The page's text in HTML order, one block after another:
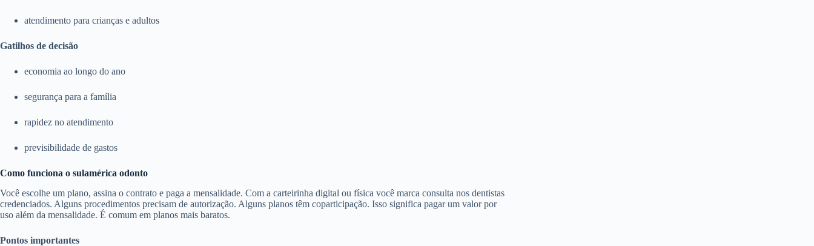
atendimento para crianças e adultos
Gatilhos de decisão
economia ao longo do ano
segurança para a família
rapidez no atendimento
previsibilidade de gastos
Como funciona o sulamérica odonto
Você escolhe um plano, assina o contrato e paga a mensalidade. Com a carteirinha digital ou física você marca consulta nos dentistas
credenciados. Alguns procedimentos precisam de autorização. Alguns planos têm coparticipação. Isso significa pagar um valor por
uso além da mensalidade. É comum em planos mais baratos.
Pontos importantes